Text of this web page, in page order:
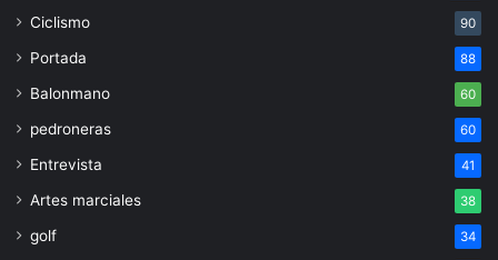
Ciclismo 90
Portada 88
Balonmano 60
pedroneras 60
Entrevista 41
Artes marciales 38
golf 34